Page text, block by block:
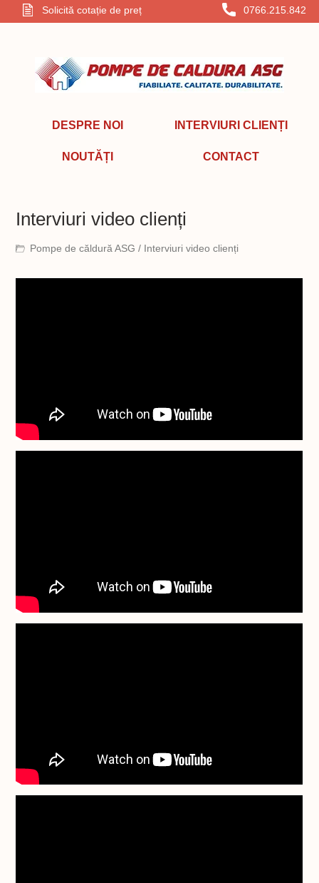
Solicită cotație de preț 0766.215.842
DESPRE NOI INTERVIURI CLIENȚI
NOUTĂȚI CONTACT
Interviuri video clienți
Pompe de căldură ASG/ Interviuri video clienți